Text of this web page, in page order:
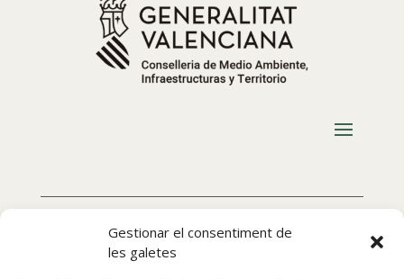
Gestionar el consentiment de
les galetes